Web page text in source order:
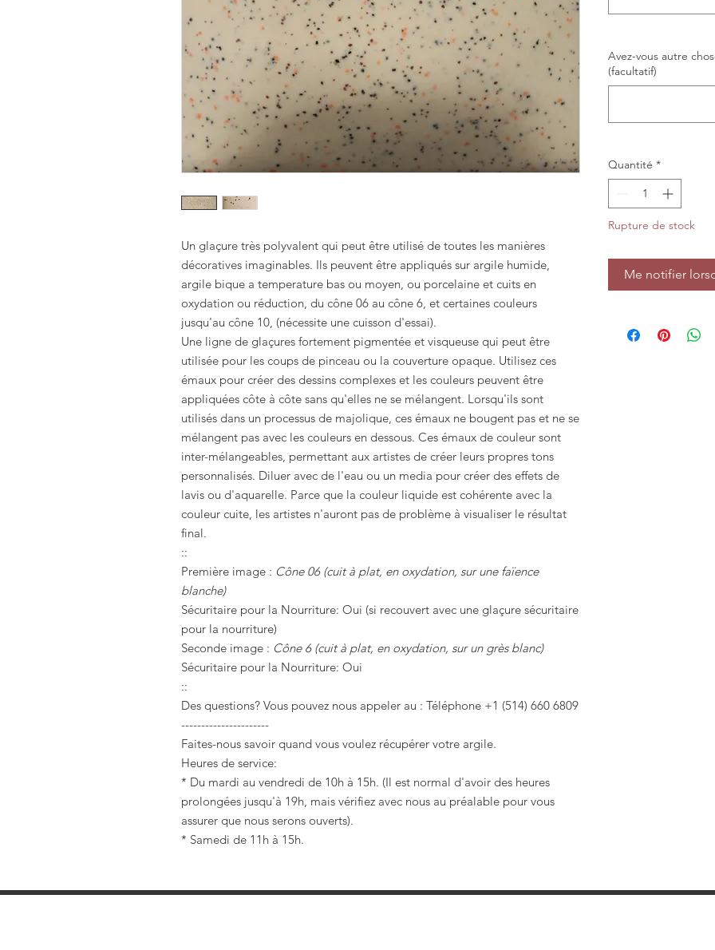
Un glaçure très polyvalent qui peut être utilisé de toutes les manières
décoratives imaginables. Ils peuvent être appliqués sur argile humide,
argile bique a temperature bas ou moyen, ou porcelaine et cuits en
oxydation ou réduction, du cône 06 au cône 6, et certaines couleurs
jusqu'au cône 10, (nécessite une cuisson d'essai).
Une ligne de glaçures fortement pigmentée et visqueuse qui peut être
utilisée pour les coups de pinceau ou la couverture opaque. Utilisez ces
émaux pour créer des dessins complexes et les couleurs peuvent être
appliquées côte à côte sans qu'elles ne se mélangent. Lorsqu'ils sont
utilisés dans un processus de majolique, ces émaux ne bougent pas et ne se
mélangent pas avec les couleurs en dessous. Ces émaux de couleur sont
inter-mélangeables, permettant aux artistes de créer leurs propres tons
personnalisés. Diluer avec de l'eau ou un media pour créer des effets de
lavis ou d'aquarelle. Parce que la couleur liquide est cohérente avec la
couleur cuite, les artistes n'auront pas de problème à visualiser le résultat
final.
::
Première image : Cône 06 (cuit à plat, en oxydation, sur une faïence
blanche)
Sécuritaire pour la Nourriture: Oui (si recouvert avec une glaçure sécuritaire
pour la nourriture)
Seconde image : Cône 6 (cuit à plat, en oxydation, sur un grès blanc)
Sécuritaire pour la Nourriture: Oui
::
Des questions? Vous pouvez nous appeler au : Téléphone +1 (514) 660 6809
----------------------
Faites-nous savoir quand vous voulez récupérer votre argile.
Heures de service:
* Du mardi au vendredi de 10h à 15h. (Il est normal d'avoir des heures
prolongées jusqu'à 19h, mais vérifiez avec nous au préalable pour vous
assurer que nous serons ouverts).
* Samedi de 11h à 15h.
Avez-vous autre
(facultatif)
Quantité *
Rupture de stock
Me notifier